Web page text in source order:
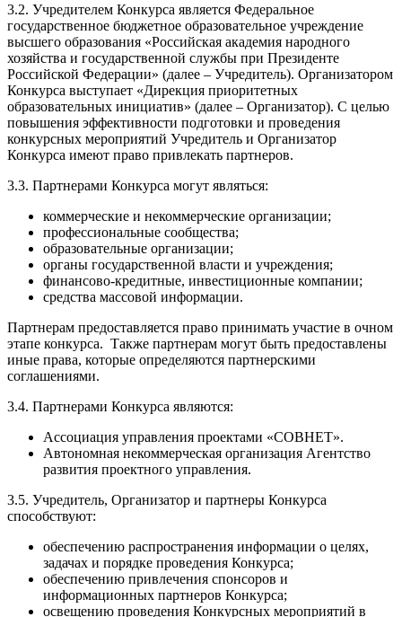
3.2. Учредителем Конкурса является Федеральное
государственное бюджетное образовательное учреждение
высшего образования «Российская академия народного
хозяйства и государственной службы при Президенте
Российской Федерации» (далее – Учредитель). Организатором
Конкурса выступает «Дирекция приоритетных
образовательных инициатив» (далее – Организатор). С целью
повышения эффективности подготовки и проведения
конкурсных мероприятий Учредитель и Организатор
Конкурса имеют право привлекать партнеров.
3.3. Партнерами Конкурса могут являться:
коммерческие и некоммерческие организации;
профессиональные сообщества;
образовательные организации;
органы государственной власти и учреждения;
финансово-кредитные, инвестиционные компании;
средства массовой информации.
Партнерам предоставляется право принимать участие в очном
этапе конкурса. Также партнерам могут быть предоставлены
иные права, которые определяются партнерскими
соглашениями.
3.4. Партнерами Конкурса являются:
Ассоциация управления проектами «СОВНЕТ».
Автономная некоммерческая организация Агентство
развития проектного управления.
3.5. Учредитель, Организатор и партнеры Конкурса
способствуют:
обеспечению распространения информации о целях,
задачах и порядке проведения Конкурса;
обеспечению привлечения спонсоров и
информационных партнеров Конкурса;
освещению проведения Конкурсных мероприятий в